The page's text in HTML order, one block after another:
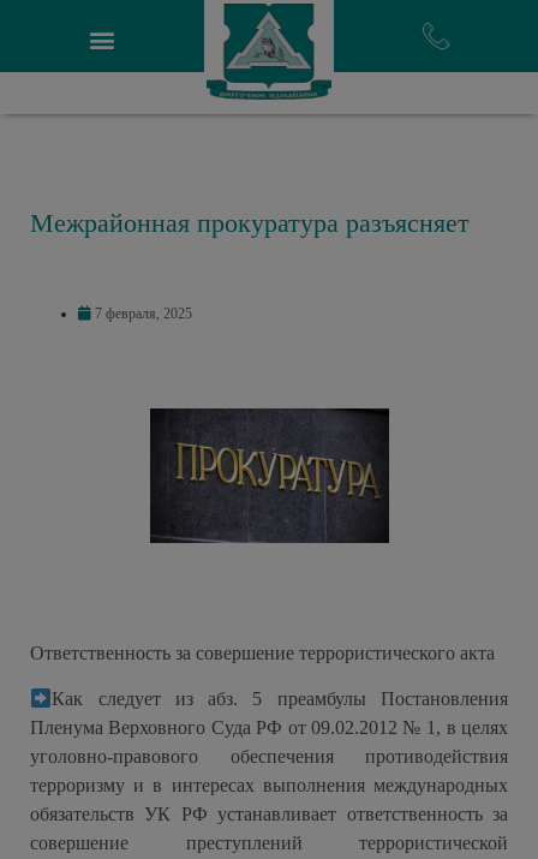
Межрайонная прокуратура разъясняет
7 февраля, 2025
Ответственность за совершение террористического акта
Как следует из абз. 5 преамбулы Постановления
Пленума Верховного Суда РФ от 09.02.2012 № 1, в целях
уголовно-правового обеспечения противодействия
терроризму и в интересах выполнения международных
обязательств УК РФ устанавливает ответственность за
совершение преступлений террористической